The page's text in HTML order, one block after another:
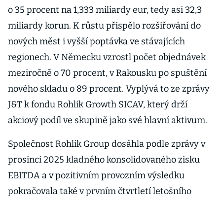
o 35 procent na 1,333 miliardy eur, tedy asi 32,3
miliardy korun. K růstu přispělo rozšiřování do
nových měst i vyšší poptávka ve stávajících
regionech. V Německu vzrostl počet objednávek
meziročně o 70 procent, v Rakousku po spuštění
nového skladu o 89 procent. Vyplývá to ze zprávy
J&T k fondu Rohlik Growth SICAV, který drží
akciový podíl ve skupině jako své hlavní aktivum.
Společnost Rohlik Group dosáhla podle zprávy v
prosinci 2025 kladného konsolidovaného zisku
EBITDA a v pozitivním provozním výsledku
pokračovala také v prvním čtvrtletí letošního